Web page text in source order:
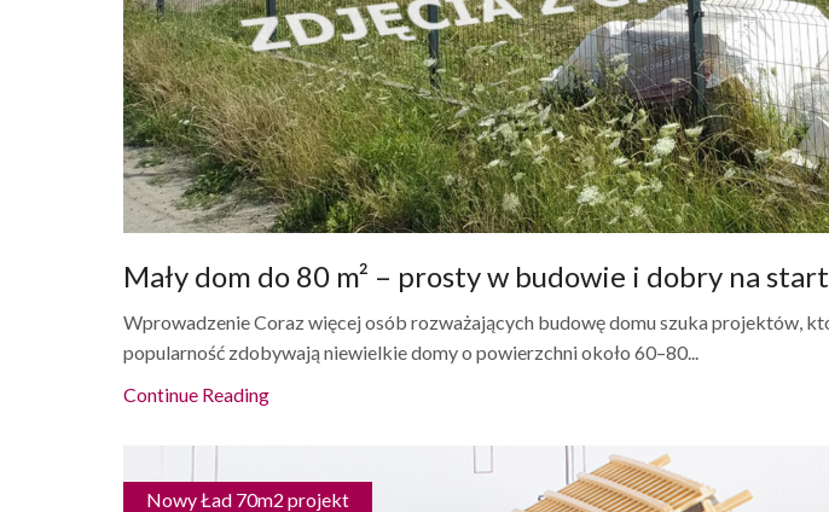
Mały dom do 80 m² – prosty w budowie i dobry na start
Wprowadzenie Coraz więcej osób rozważających budowę domu szuka projektów,
popularność zdobywają niewielkie domy o powierzchni około 60–80...
Continue Reading
Nowy Ład 70m2 projekt